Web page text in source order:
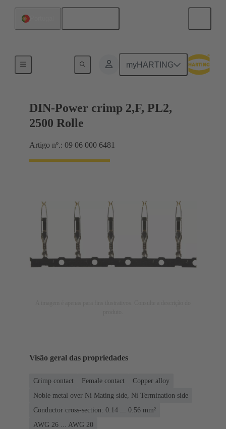
myHARTING
DIN-Power crimp 2,F, PL2,
2500 Rolle
Artigo nº.: 09 06 000 6481
Visão geral das propriedades
Crimp contact Female contact
Copper alloy
Noble metal over Ni Mating side, Ni Termination side
Conductor cross-section: 0.14 ... 0.56 mm²
AWG 26 ... AWG 20